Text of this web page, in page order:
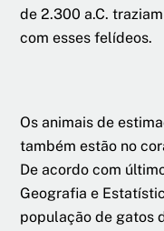
de 2.300 a.C.
com esses felídeos.
Os animais de
também estão no
De acordo com
Geografia e
população de gatos